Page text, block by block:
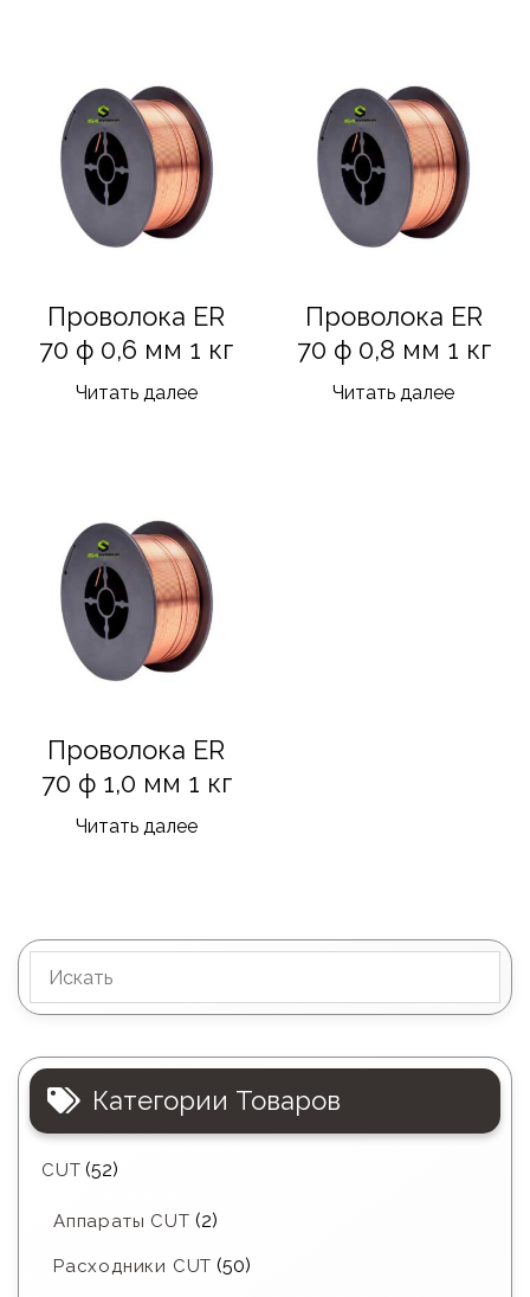
Проволока ER
70 ф 0,6 мм 1 кг
Читать далее
Проволока ER
70 ф 0,8 мм 1 кг
Читать далее
Проволока ER
70 ф 1,0 мм 1 кг
Читать далее
Категории Товаров
CUT (52)
Аппараты CUT (2)
Расходники CUT (50)